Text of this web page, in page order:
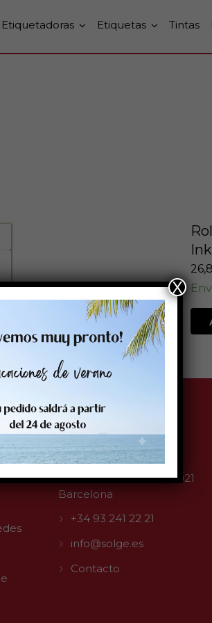
Etiquetadoras Etiquetas Tintas
Contacto
C/ Muntaner, 263 08021
Barcelona
+34 93 241 22 21
info@solge.es
Contacto
X